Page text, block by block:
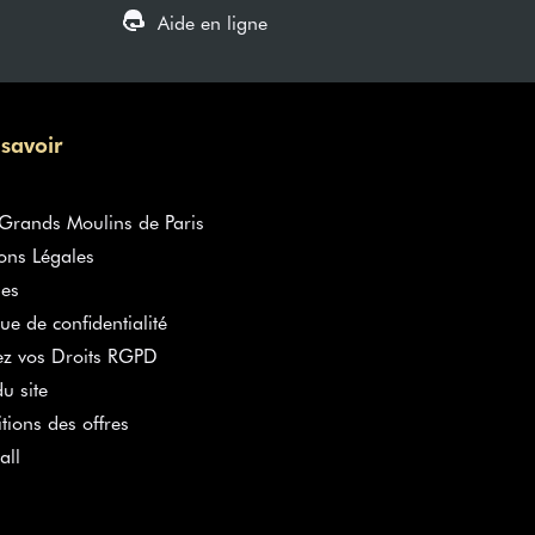
Aide en ligne
Moulins de Paris
Légales
de confidentialité
vos Droits RGPD
site
des offres